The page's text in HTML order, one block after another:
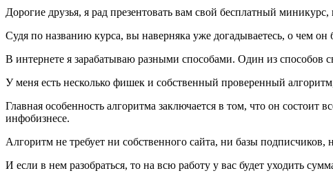
Дорогие друзья, я рад презентовать вам свой бесплатный миникурс,
Судя по названию курса, вы наверняка уже догадываетесь, о чем он
В интернете я зарабатываю разными способами. Один из способов
У меня есть несколько фишек и собственный проверенный
Главная особенность алгоритма заключается в том, что он состоит
инфобизнесе.
Алгоритм не требует ни собственного сайта, ни базы
И если в нем разобраться, то на всю работу у вас будет уходить